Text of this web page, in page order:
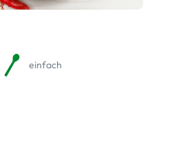
einfach